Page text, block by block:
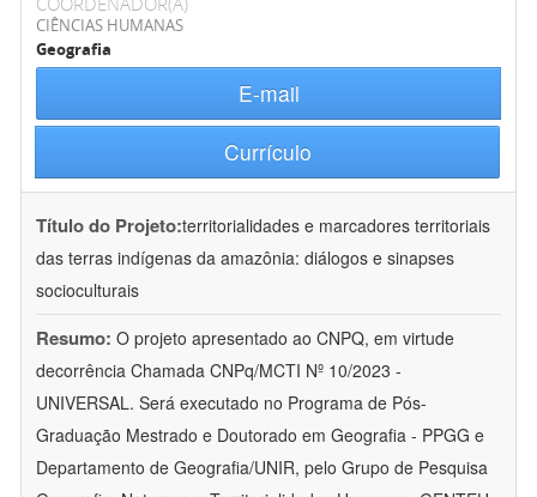
CIÊNCIAS HUMANAS
Geografia
E-mail
Currículo
Título do Projeto:territorialidades e marcadores territoriais
das terras indígenas da amazônia: diálogos e sinapses
socioculturais
Resumo: O projeto apresentado ao CNPQ, em virtude
decorrência Chamada CNPq/MCTI Nº 10/2023 -
UNIVERSAL. Será executado no Programa de Pós-
Graduação Mestrado e Doutorado em Geografia - PPGG e
Departamento de Geografia/UNIR, pelo Grupo de Pesquisa